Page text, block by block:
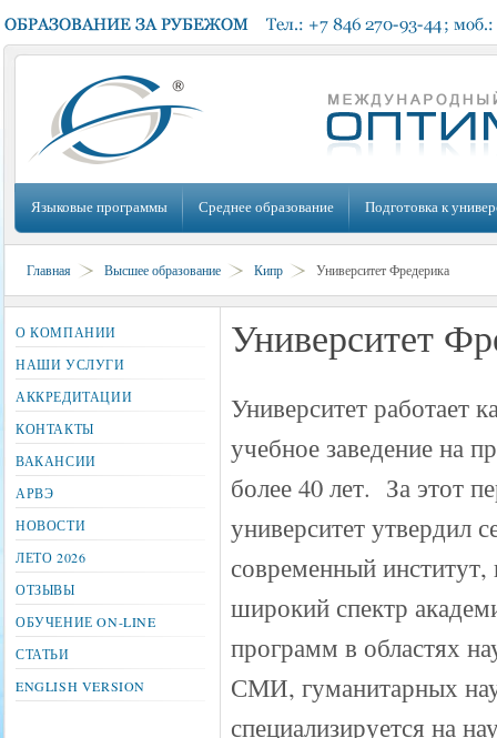
Языковые программы Среднее образование Подготовка к
Главная Высшее образование Кипр Университет Фредерика
Университет
Университет работает
учебное заведение на
более 40 лет. За этот
университет утвердил
современный
широкий спектр
программ в областях
СМИ, гуманитарных
специализируется на
О КОМПАНИИ
НАШИ УСЛУГИ
АККРЕДИТАЦИИ
КОНТАКТЫ
ВАКАНСИИ
АРВЭ
НОВОСТИ
ЛЕТО 2026
ОТЗЫВЫ
ОБУЧЕНИЕ ON-LINE
СТАТЬИ
ENGLISH VERSION